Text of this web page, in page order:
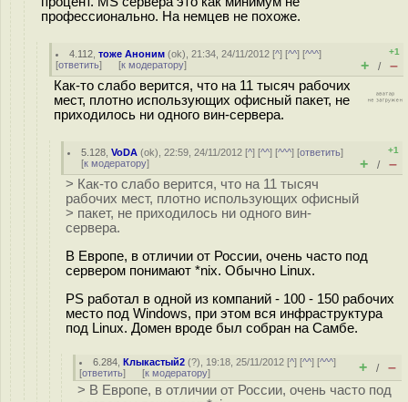
профессионально. На немцев не похоже.
4.112 ,тоже Аноним (ok), 21:34, 24/11/2012 [^] [^^] [^^^]
[ответить] [к модератору]
+1
+ / –
Как-то слабо верится, что на 11 тысяч рабочих
мест, плотно использующих офисный пакет, не
приходилось ни одного вин-сервера.
5.128 ,VoDA (ok), 22:59, 24/11/2012 [^] [^^] [^^^] [ответить]
[к модератору]
+1
+ / –
> Как-то слабо верится, что на 11 тысяч
рабочих мест, плотно использующих офисный
> пакет, не приходилось ни одного вин-
сервера.
В Европе, в отличии от России, очень часто под
сервером понимают *nix. Обычно Linux.
PS работал в одной из компаний - 100 - 150 рабочих
место под Windows, при этом вся инфраструктура
под Linux. Домен вроде был собран на Самбе.
6.284 ,Клыкастый2 (?), 19:18, 25/11/2012 [^] [^^] [^^^]
[ответить] [к модератору] + / –
> В Европе, в отличии от России, очень часто под